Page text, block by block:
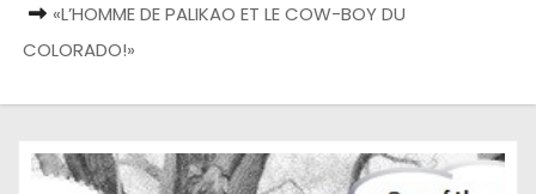
«L’HOMME DE PALIKAO ET LE COW-BOY DU
COLORADO!»